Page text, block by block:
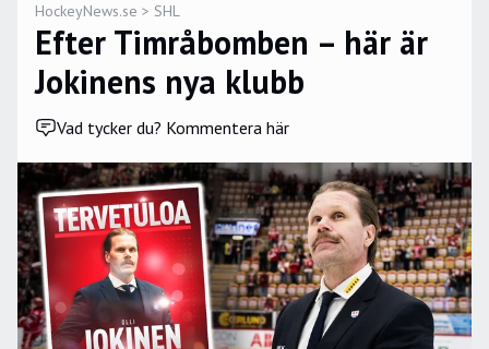
HockeyNews.se > SHL
Efter Timråbomben – här är
Jokinens nya klubb
Vad tycker du? Kommentera här